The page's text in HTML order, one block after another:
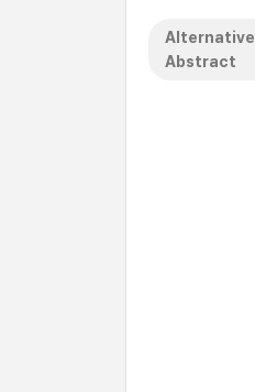
Alternative
Abstract